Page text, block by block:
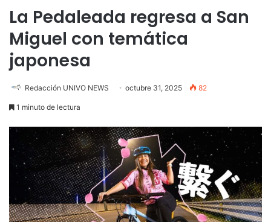
La Pedaleada regresa a San
Miguel con temática
japonesa
Redacción UNIVO NEWS octubre 31, 2025 82
1 minuto de lectura